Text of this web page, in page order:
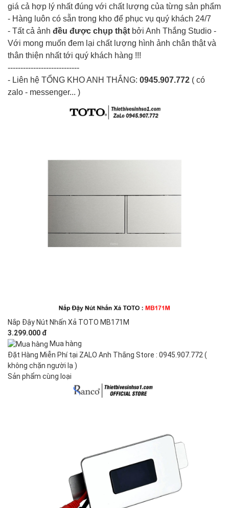
giá cả hợp lý nhất đúng với chất lượng của từng sản phẩm
- Hàng luôn có sẵn trong kho để phục vụ quý khách 24/7
- Tất cả ảnh đều được chụp thật bởi Anh Thắng Studio -
Với mong muốn đem lại chất lượng hình ảnh chân thật và
thân thiện nhất tới quý khách hàng !!!
----------------------------
- Liên hệ TỔNG KHO ANH THẮNG: 0945.907.772 ( có
zalo - messenger... )
Nắp Đậy Nút Nhấn Xả TOTO MB171M
3.299.000 đ
Mua hàng
Đặt Hàng Miễn Phí tại ZALO Anh Thắng Store : 0945.907.772 (
không chặn người lạ )
Sản phẩm cùng loại